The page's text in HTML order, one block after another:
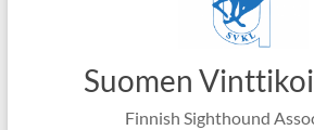
Suomen
Finnish Sighthound